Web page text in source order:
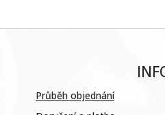
Průběh objednání